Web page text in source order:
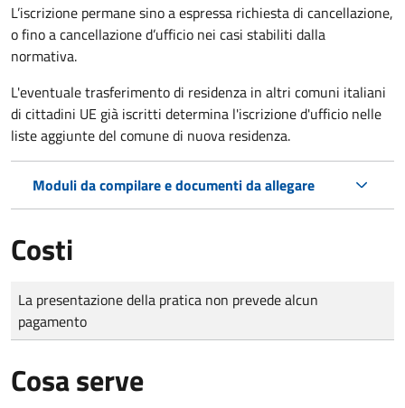
L’iscrizione permane sino a espressa richiesta di cancellazione,
o fino a cancellazione d’ufficio nei casi stabiliti dalla
normativa.
L'eventuale trasferimento di residenza in altri comuni italiani
di cittadini UE già iscritti determina l'iscrizione d'ufficio nelle
liste aggiunte del comune di nuova residenza.
Moduli da compilare e documenti da allegare
Costi
Tipo di pagamento
Importo
La presentazione della pratica non prevede alcun
pagamento
Cosa serve